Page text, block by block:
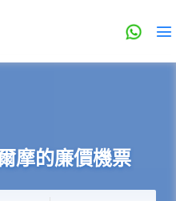
摩的廉價機票